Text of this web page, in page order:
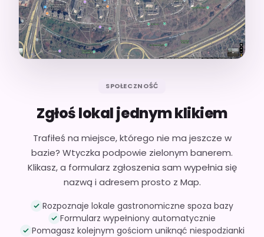
SPOŁECZNOŚĆ
Zgłoś lokal jednym klikiem
Trafiłeś na miejsce, którego nie ma jeszcze w
bazie? Wtyczka podpowie zielonym banerem.
Klikasz, a formularz zgłoszenia sam wypełnia się
nazwą i adresem prosto z Map.
Rozpoznaje lokale gastronomiczne spoza bazy
Formularz wypełniony automatycznie
Pomagasz kolejnym gościom uniknąć niespodzianki